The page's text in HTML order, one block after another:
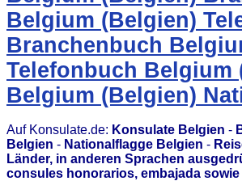
Belgium (Belgien)
Branchenbuch
Telefonbuch Belgium
Belgium (Belgien)
Auf Konsulate.de: Konsulate Belgien -
Belgien - Nationalflagge Belgien -
Länder, in anderen Sprachen
consules honorarios, embajada sowie